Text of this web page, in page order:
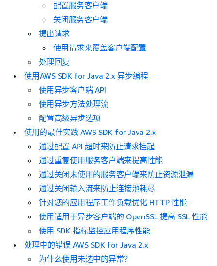
配置服务客户端
关闭服务客户端
提出请求
使用请求来覆盖客户端配置
处理回复
使用AWS SDK for Java 2.x 异步编程
使用异步客户端 API
使用异步方法处理流
配置高级异步选项
使用的最佳实践 AWS SDK for Java 2.x
通过配置 API 超时来防止请求挂起
通过重复使用服务客户端来提高性能
通过关闭未使用的服务客户端来防止资源泄漏
通过关闭输入流来防止连接池耗尽
针对您的应用程序工作负载优化 HTTP 性能
使用适用于异步客户端的 OpenSSL 提高 SSL 性能
使用 SDK 指标监控应用程序性能
处理中的错误 AWS SDK for Java 2.x
为什么使用未选中的异常？